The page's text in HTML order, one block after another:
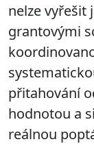
nelze vyřešit
grantovými
přitahování
hodnotou a
reálnou